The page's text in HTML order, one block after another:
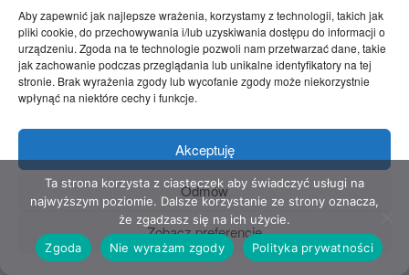
Aby zapewnić jak najlepsze wrażenia, korzystamy z technologii, takich jak
pliki cookie, do przechowywania i/lub uzyskiwania dostępu do informacji o
urządzeniu. Zgoda na te technologie pozwoli nam przetwarzać dane, takie
jak zachowanie podczas przeglądania lub unikalne identyfikatory na tej
stronie. Brak wyrażenia zgody lub wycofanie zgody może niekorzystnie
wpłynąć na niektóre cechy i funkcje.
Akceptuję
Odmów
Zobacz preferencje
Ta strona korzysta z ciasteczek aby świadczyć usługi na
najwyższym poziomie. Dalsze korzystanie ze strony oznacza,
że zgadzasz się na ich użycie.
Zgoda
Nie wyrażam zgody Polityka prywatności